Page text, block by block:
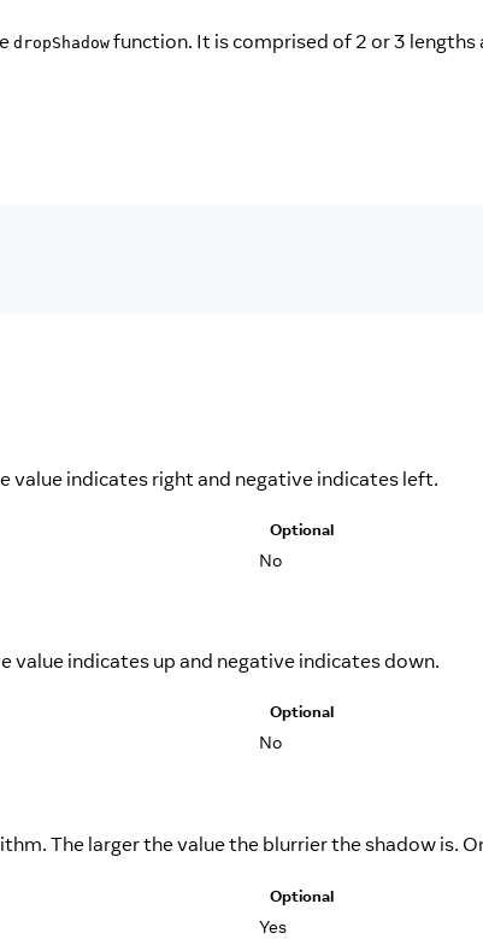
dropShadow function. It is comprised of 2 or 3
value indicates right and negative indicates left.
Optional
No
value indicates up and negative indicates down.
Optional
No
The larger the value the blurrier the shadow is.
Optional
Yes